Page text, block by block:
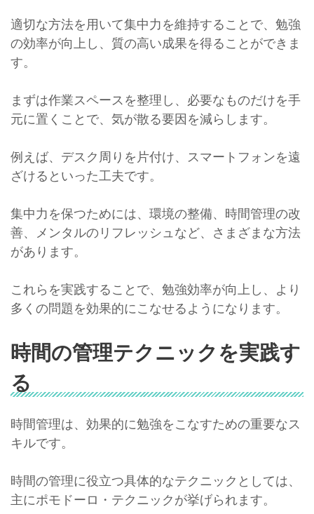
適切な方法を用いて集中力を維持することで、勉強
の効率が向上し、質の高い成果を得ることができま
す。
まずは作業スペースを整理し、必要なものだけを手
元に置くことで、気が散る要因を減らします。
例えば、デスク周りを片付け、スマートフォンを遠
ざけるといった工夫です。
集中力を保つためには、環境の整備、時間管理の改
善、メンタルのリフレッシュなど、さまざまな方法
があります。
これらを実践することで、勉強効率が向上し、より
多くの問題を効果的にこなせるようになります。
時間の管理テクニックを実践す
る
時間管理は、効果的に勉強をこなすための重要なス
キルです。
時間の管理に役立つ具体的なテクニックとしては、
主にポモドーロ・テクニックが挙げられます。